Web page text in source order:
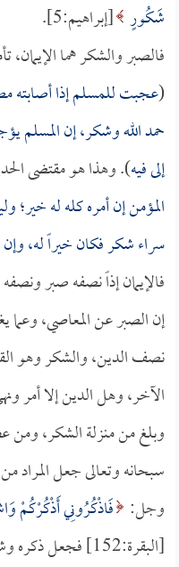
شَكُورٍ [إبراهيم:5].
فالصبر والشكر هما
(عجبت للمسلم إذا أصابته
حمد الله وشكر، إن المسلم
إلى فيه). وهذا هو مقتضى
المؤمن إن أمره كله له
سراء شكر فكان خيراً له،
فالإيمان إذاً نصفه صبر
إن الصبر عن المعاصي،
نصف الدين، والشكر وهو
الآخر، وهل الدين إلا أمر
وبلغ من منزلة الشكر، ومن
سبحانه وتعالى جعل المراد
وجل: فَاذْكُرُونِي أَذْكُرْكُمْ
[البقرة:152] فجعل